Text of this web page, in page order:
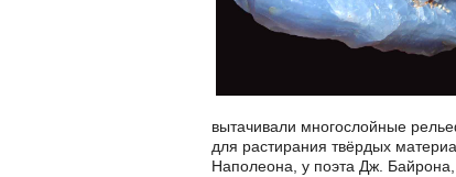
вытачивали многослойные
для растирания твёрдых
Наполеона, у поэта Дж.